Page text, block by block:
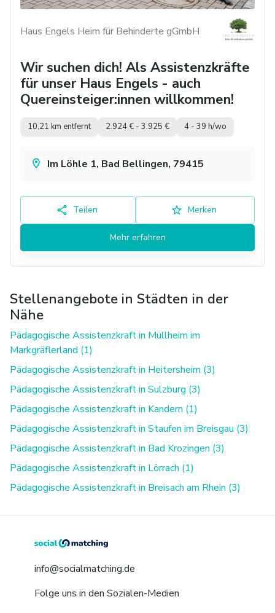
Haus Engels Heim für Behinderte gGmbH
Wir suchen dich! Als Assistenzkräfte
für unser Haus Engels - auch
Quereinsteiger:innen willkommen!
10,21 km entfernt 2.924 € - 3.925 € 4 - 39 h/wo
Im Löhle 1, Bad Bellingen, 79415
Teilen Merken
Mehr erfahren
Stellenangebote in Städten in der
Nähe
Pädagogische Assistenzkraft in Müllheim im
Markgräflerland (1)
Pädagogische Assistenzkraft in Heitersheim (3)
Pädagogische Assistenzkraft in Sulzburg (3)
Pädagogische Assistenzkraft in Kandern (1)
Pädagogische Assistenzkraft in Staufen im Breisgau (3)
Pädagogische Assistenzkraft in Bad Krozingen (3)
Pädagogische Assistenzkraft in Lörrach (1)
Pädagogische Assistenzkraft in Breisach am Rhein (3)
info@socialmatching.de
Folge uns in den Sozialen-Medien